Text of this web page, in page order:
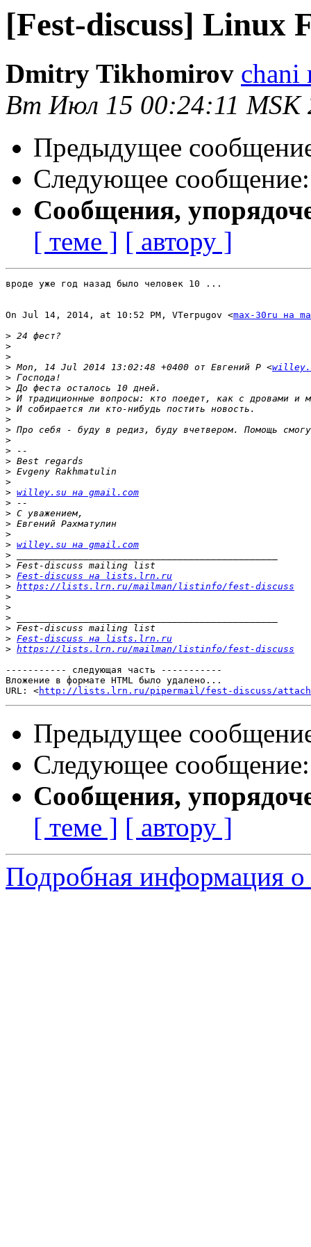
[Fest-discuss] Linux
Dmitry Tikhomirov chani
Вт Июл 15 00:24:11 MSK
Предыдущее
Следующее
Сообщения,
[ теме ] [ автору ]
вроде уже год назад было человек 10 ...
On Jul 14, 2014, at 10:52 PM, VTerpugov <max-30ru на
>
>
>
> Mon, 14 Jul 2014 13:02:48 +0400 от Евгений Р <
>
>
>
>
>
>
>
>
>
>
>
> willey.su на gmail.com
>
>
>
>
> willey.su на gmail.com
>
>
> Fest-discuss на lists.lrn.ru
> https://lists.lrn.ru/mailman/listinfo/fest-discuss
>
>
>
>
> Fest-discuss на lists.lrn.ru
> https://lists.lrn.ru/mailman/listinfo/fest-discuss
----------- следующая часть -----------
Вложение в формате HTML было удалено...
URL: <http://lists.lrn.ru/pipermail/fest-discuss/
Предыдущее
Следующее
Сообщения,
[ теме ] [ автору ]
Подробная информация о